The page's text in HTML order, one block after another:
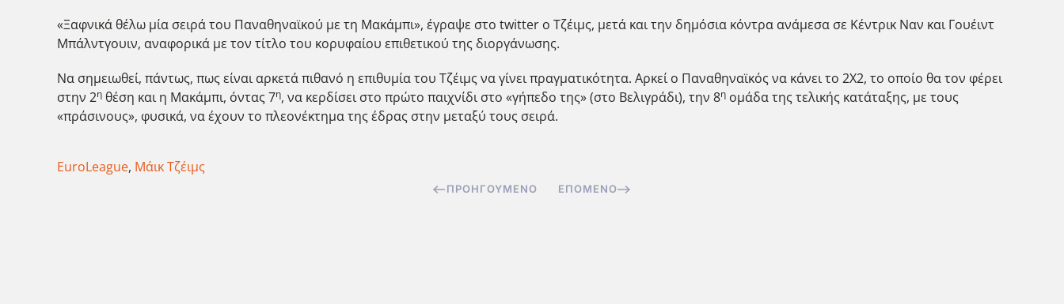
«Ξαφνικά θέλω μία σειρά του Παναθηναϊκού με τη Μακάμπι», έγραψε στο twitter ο Τζέιμς, μετά και την δημόσια κόντρα ανάμεσα σε Κέντρικ Ναν και Γουέιντ
Μπάλντγουιν, αναφορικά με τον τίτλο του κορυφαίου επιθετικού της διοργάνωσης.
Να σημειωθεί, πάντως, πως είναι αρκετά πιθανό η επιθυμία του Τζέιμς να γίνει πραγματικότητα. Αρκεί ο Παναθηναϊκός να κάνει το 2Χ2, το οποίο θα τον φέρει
στην 2η θέση και η Μακάμπι, όντας 7η, να κερδίσει στο πρώτο παιχνίδι στο «γήπεδο της» (στο Βελιγράδι), την 8η ομάδα της τελικής κατάταξης, με τους
«πράσινους», φυσικά, να έχουν το πλεονέκτημα της έδρας στην μεταξύ τους σειρά.
EuroLeague, Μάικ Τζέιμς
ΠΡΟΗΓΟΎΜΕΝΟ ΕΠΌΜΕΝΟ